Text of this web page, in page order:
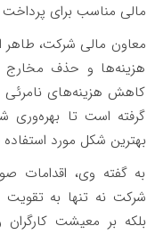
مالی مناسب برای پرداخت
معاون مالی شرکت، طاهر
هزینه‌ها و حذف مخارج
کاهش هزینه‌های نامرئی
گرفته است تا بهره‌وری
بهترین شکل مورد استفاده
به گفته وی، اقدامات
شرکت نه تنها به
بلکه بر معیشت